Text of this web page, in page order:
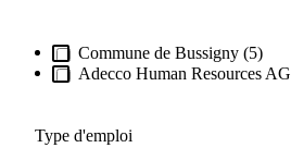
Commune de Bussigny (5)
Adecco Human Resources
Type d'emploi